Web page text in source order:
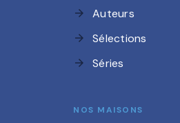
arrow_forward Auteurs
arrow_forward Sélections
arrow_forward Séries
NOS MAISONS